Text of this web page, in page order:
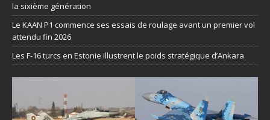
la sixième génération
Le KAAN P1 commence ses essais de roulage avant un premier vol
attendu fin 2026
Les F-16 turcs en Estonie illustrent le poids stratégique d’Ankara